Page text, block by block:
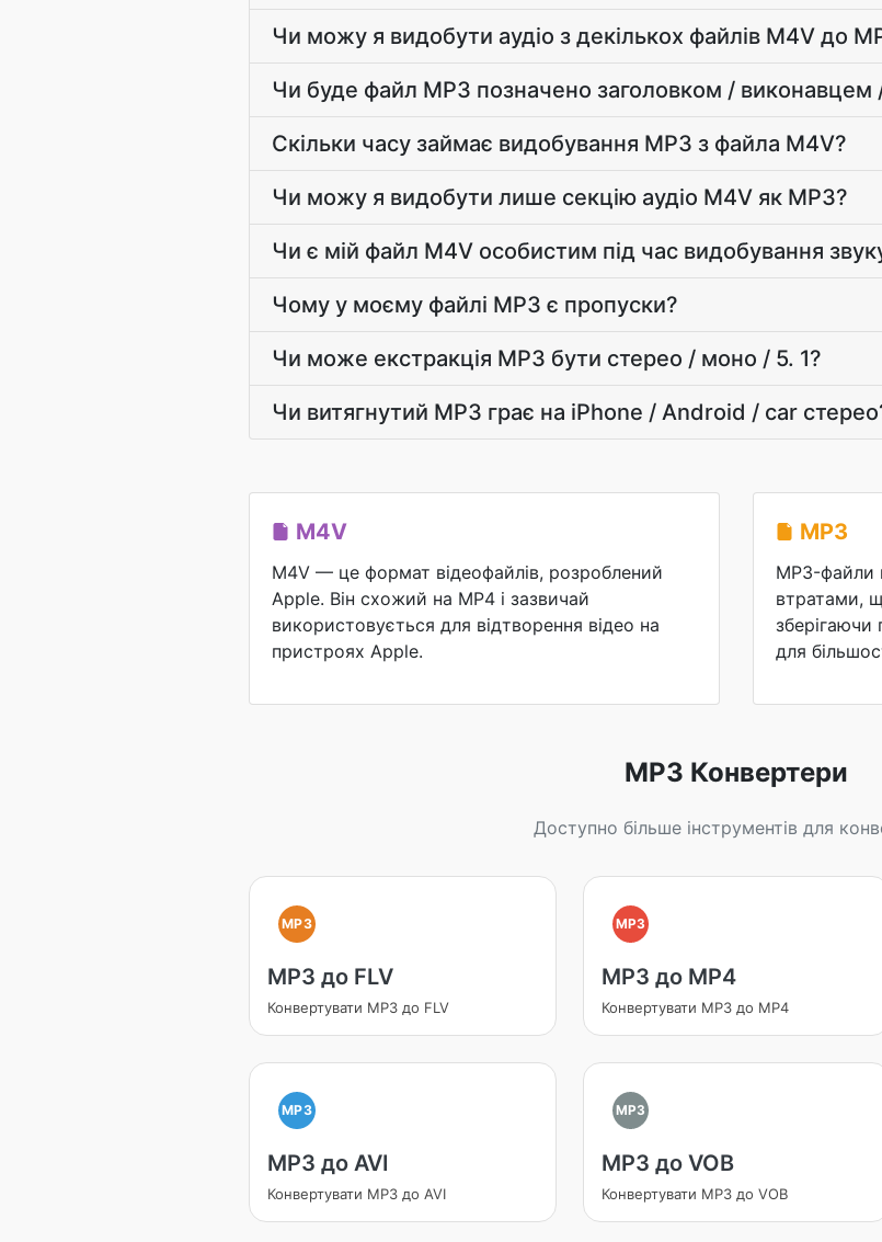
Чи можу я видобути аудіо з декількох файлів M4V до
Чи буде файл MP3 позначено заголовком /
Скільки часу займає видобування MP3 з файла M4V?
Чи можу я видобути лише секцію аудіо M4V як MP3?
Чи є мій файл M4V особистим під час видобування
Чому у моєму файлі MP3 є пропуски?
Чи може екстракція MP3 бути стерео / моно / 5. 1?
Чи витягнутий MP3 грає на iPhone / Android / car
M4V
M4V — це формат відеофайлів, розроблений
Apple. Він схожий на MP4 і зазвичай
використовується для відтворення відео на
пристроях Apple.
MP3
MP3-файли
втратами,
зберігаючи
для
MP3 Конвертери
Доступно більше інструментів для
MP3
MP3 до FLV
Конвертувати MP3 до FLV
MP3
MP3 до MP4
Конвертувати MP3 до MP4
MP3
MP3 до AVI
Конвертувати MP3 до AVI
MP3
MP3 до VOB
Конвертувати MP3 до VOB